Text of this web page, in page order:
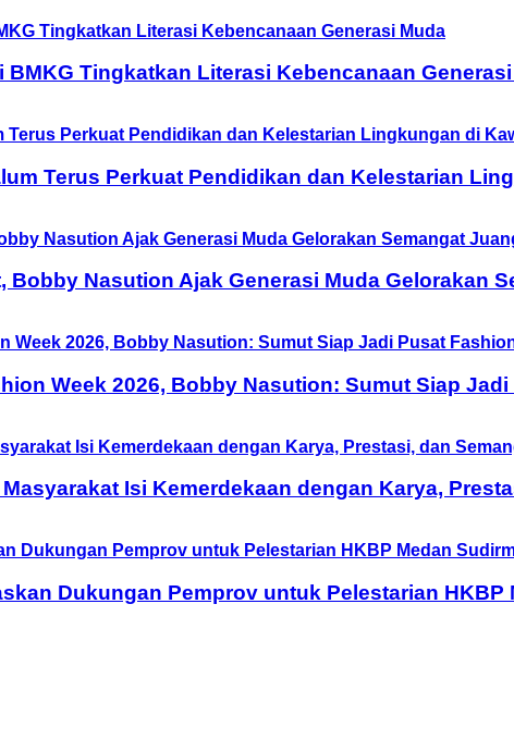
Tingkatkan Literasi Kebencanaan
Terus Perkuat Pendidikan dan Kelestarian
Bobby Nasution Ajak Generasi Muda Gelorakan
Week 2026, Bobby Nasution: Sumut Siap
Isi Kemerdekaan dengan Karya,
Dukungan Pemprov untuk Pelestarian HKBP